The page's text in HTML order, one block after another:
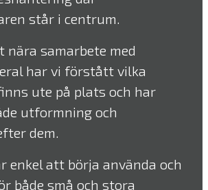
står i centrum.
nära samarbete med
har vi förstått vilka
ute på plats och har
utformning och
dem.
enkel att börja använda och
både små och stora